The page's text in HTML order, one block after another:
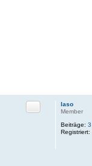
laso
Member
Beiträge: 3
Registriert:
Zitat